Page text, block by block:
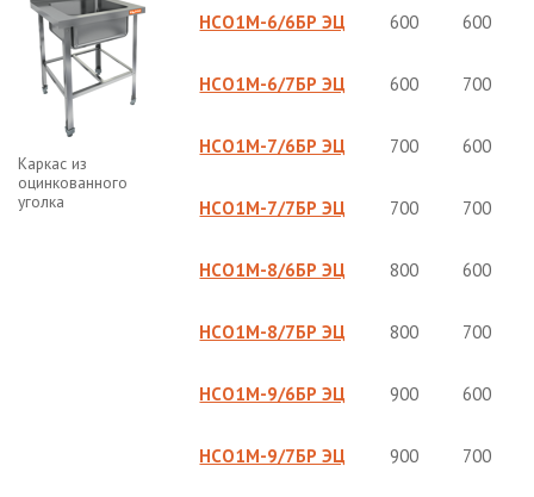
Каркас из
оцинкованного
уголка
НСО1М-6/6БР ЭЦ 600 600
НСО1М-6/7БР ЭЦ 600 700
НСО1М-7/6БР ЭЦ 700 600
НСО1М-7/7БР ЭЦ 700 700
НСО1М-8/6БР ЭЦ 800 600
НСО1М-8/7БР ЭЦ 800 700
НСО1М-9/6БР ЭЦ 900 600
НСО1М-9/7БР ЭЦ 900 700